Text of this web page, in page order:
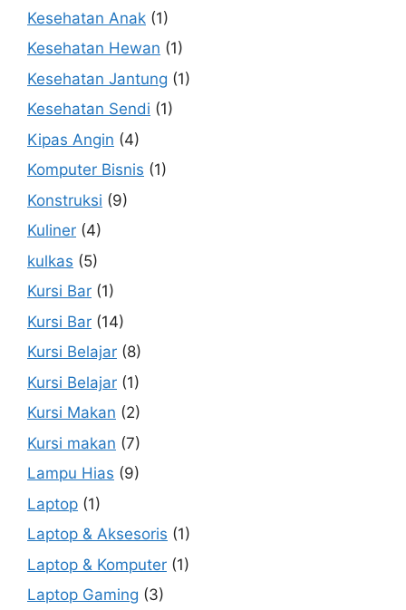
Kesehatan Anak (1)
Kesehatan Hewan (1)
Kesehatan Jantung (1)
Kesehatan Sendi (1)
Kipas Angin (4)
Komputer Bisnis (1)
Konstruksi (9)
Kuliner (4)
kulkas (5)
Kursi Bar (1)
Kursi Bar (14)
Kursi Belajar (8)
Kursi Belajar (1)
Kursi Makan (2)
Kursi makan (7)
Lampu Hias (9)
Laptop (1)
Laptop & Aksesoris (1)
Laptop & Komputer (1)
Laptop Gaming (3)